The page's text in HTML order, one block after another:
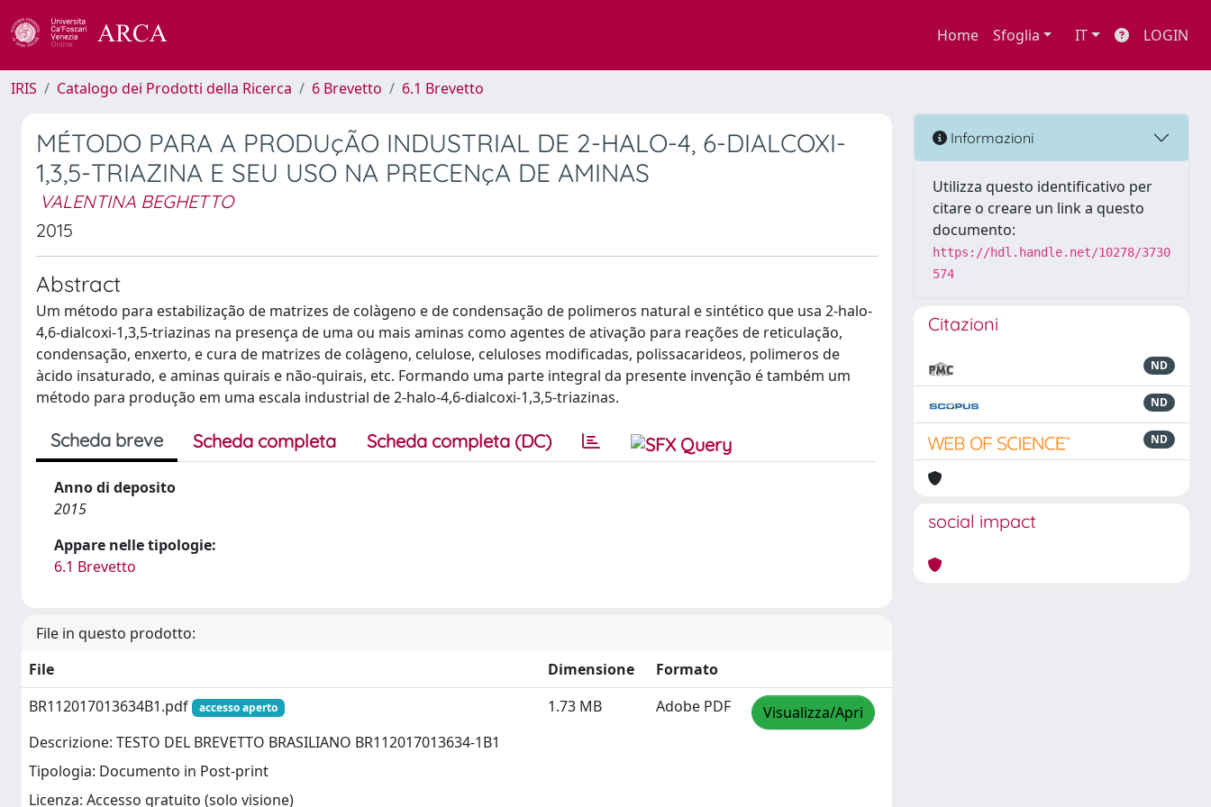
Home Sfoglia IT LOGIN
IRIS Catalogo dei Prodotti della Ricerca 6 Brevetto 6.1 Brevetto
MÉTODO PARA A PRODUçÃO INDUSTRIAL DE 2-HALO-4, 6-DIALCOXI-
1,3,5-TRIAZINA E SEU USO NA PRECENçA DE AMINAS
VALENTINA BEGHETTO
2015
Abstract
Um método para estabilização de matrizes de colàgeno e de condensação de polimeros natural e sintético que usa 2-halo-
4,6-dialcoxi-1,3,5-triazinas na presença de uma ou mais aminas como agentes de ativação para reações de reticulação,
condensação, enxerto, e cura de matrizes de colàgeno, celulose, celuloses modificadas, polissacarideos, polimeros de
àcido insaturado, e aminas quirais e não-quirais, etc. Formando uma parte integral da presente invenção é também um
método para produção em uma escala industrial de 2-halo-4,6-dialcoxi-1,3,5-triazinas.
Scheda breve Scheda completa Scheda completa (DC)
Anno di deposito
2015
Appare nelle tipologie:
6.1 Brevetto
File in questo prodotto:
File
Dimensione
Formato
BR112017013634B1.pdf
accesso aperto
Descrizione: TESTO DEL BREVETTO BRASILIANO BR112017013634-1B1
Tipologia: Documento in Post-print
Licenza: Accesso gratuito (solo visione)
1.73 MB Adobe PDF Visualizza/Apri
Informazioni
Utilizza questo identificativo per
citare o creare un link a questo
documento:
https://hdl.handle.net/10278/3730
574
Citazioni
ND
ND
ND
social impact